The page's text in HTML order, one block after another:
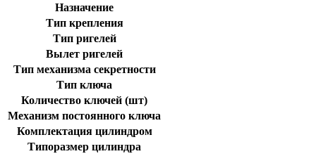
Назначение
Тип крепления
Тип ригелей
Вылет ригелей
Тип механизма секретности
Тип ключа
Количество ключей (шт)
Механизм постоянного ключа
Комплектация цилиндром
Типоразмер цилиндра